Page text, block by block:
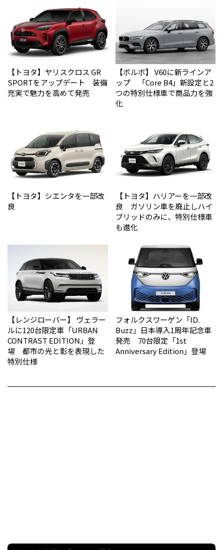
【トヨタ】ヤリスクロス GR
SPORTをアップデート 装備
充実で魅力を高めて発売
【ボルボ】 V60に新ラインア
ップ 「Core B4」新設定と2
つの特別仕様車で商品力を強
化
【トヨタ】シエンタを一部改
良
【トヨタ】ハリアーを一部改
良 ガソリン車を廃止しハイ
ブリッドのみに、特別仕様車
も進化
【レンジローバー】 ヴェラー
ルに120台限定車「URBAN
CONTRAST EDITION」登
場 都市の光と影を表現した
特別仕様
フォルクスワーゲン「ID.
Buzz」日本導入1周年記念車
発売 70台限定「1st
Anniversary Edition」登場